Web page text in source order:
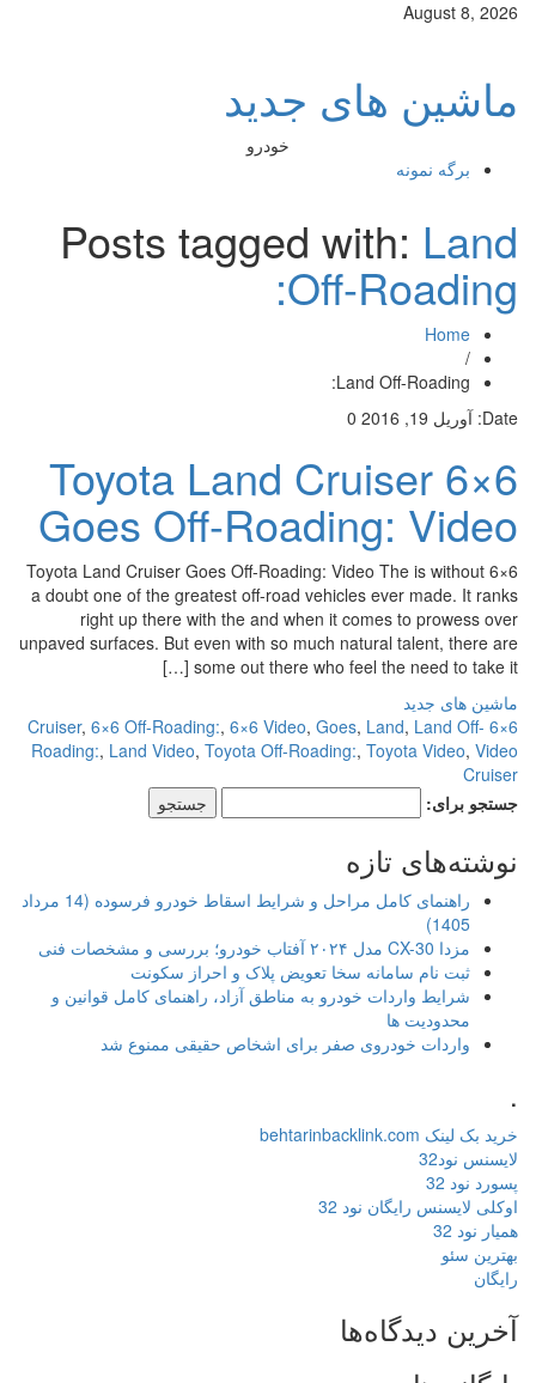
August 8, 2026
ماشین های جدید
خودرو
برگه نمونه
Posts tagged with:Land
Off-Roading:
Home
/
Land Off-Roading:
Date: آوریل 19, 2016 0
6×6 Toyota Land Cruiser
Goes Off-Roading: Video
6×6 Toyota Land Cruiser Goes Off-Roading: Video The is without
a doubt one of the greatest off-road vehicles ever made. It ranks
right up there with the and when it comes to prowess over
unpaved surfaces. But even with so much natural talent, there are
some out there who feel the need to take it […]
ماشین های جدید
,6×6 Off-Roading:,6×6 Video,Goes,Land,Land Off-
Roading:,Land Video,Toyota Off-Roading:,Toyota Video,Video
Cruiser
جستجو برای:
نوشته‌های تازه
راهنمای کامل مراحل و شرایط اسقاط خودرو فرسوده (14 مرداد
1405)
مزدا CX-30 مدل ۲۰۲۴ آفتاب خودرو؛ بررسی و مشخصات فنی
ثبت نام سامانه سخا تعویض پلاک و احراز سکونت
شرایط واردات خودرو به مناطق آزاد، راهنمای کامل قوانین و
محدودیت ها
واردات خودروی صفر برای اشخاص حقیقی ممنوع شد
خرید بک لینک behtarinbacklink.com
لایسنس نود32
پسورد نود 32
اوکلی لایسنس رایگان نود 32
همیار نود 32
بهترین سئو
رایگان
آخرین دیدگاه‌ها